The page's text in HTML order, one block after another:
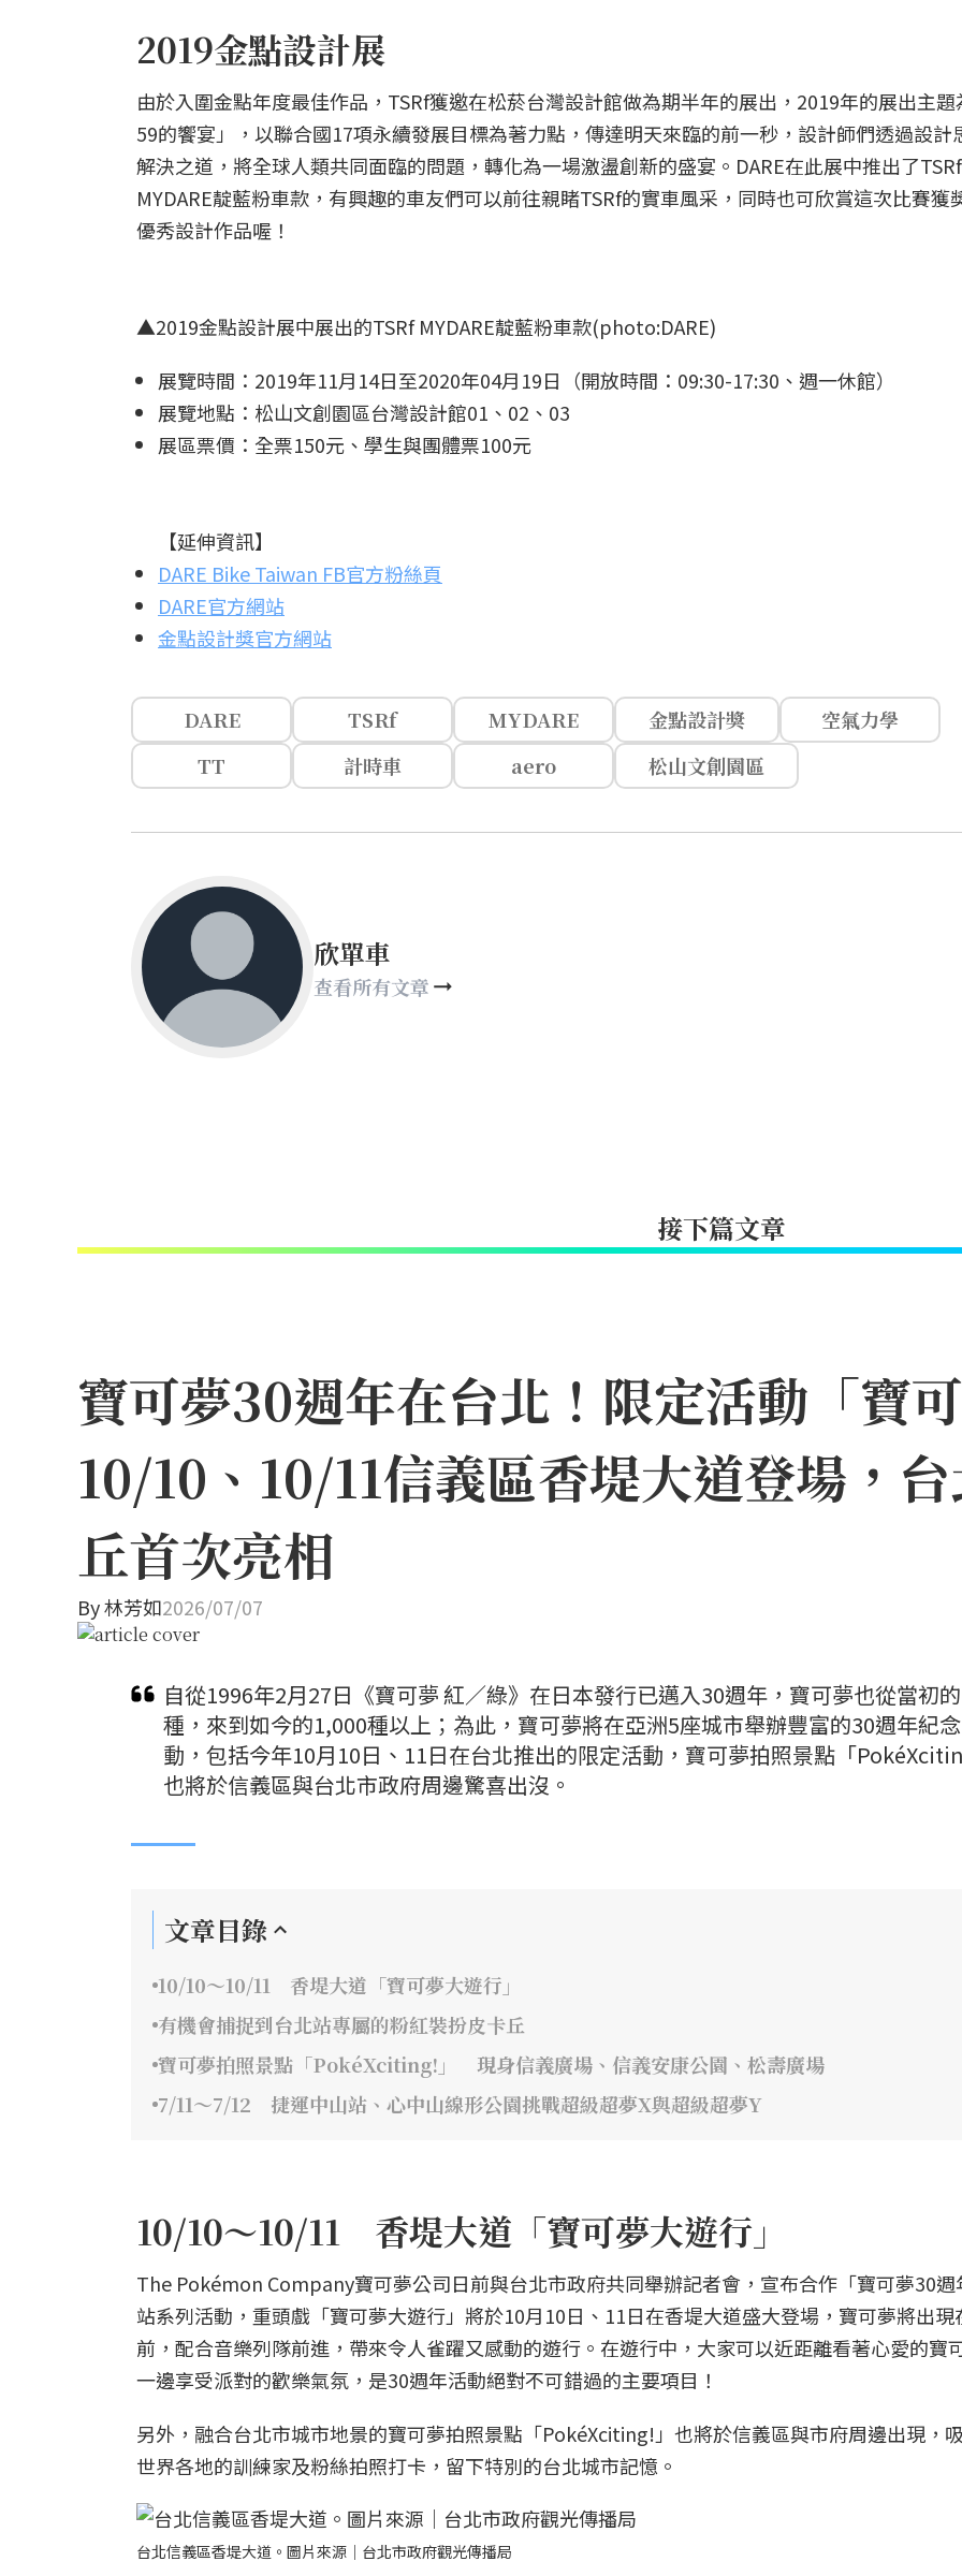
2019金點設計展
由於入圍金點年度最佳作品，TSRf獲邀在松菸台灣設計館做為期半年的展出，2019年的展出主
59的饗宴」，以聯合國17項永續發展目標為著力點，傳達明天來臨的前一秒，設計師們透過設計
解決之道，將全球人類共同面臨的問題，轉化為一場激盪創新的盛宴。DARE在此展中推出了TSRf
MYDARE靛藍粉車款，有興趣的車友們可以前往親睹TSRf的實車風采，同時也可欣賞這次比賽獲
優秀設計作品喔！
▲2019金點設計展中展出的TSRf MYDARE靛藍粉車款(photo:DARE)
展覽時間：2019年11月14日至2020年04月19日（開放時間：09:30-17:30、週一休館）
展覽地點：松山文創園區台灣設計館01、02、03
展區票價：全票150元、學生與團體票100元
【延伸資訊】
DARE Bike Taiwan FB官方粉絲頁
DARE官方網站
金點設計獎官方網站
DARE TSRf MYDARE 金點設計獎
空氣力學
TT
計時車 aero 松山文創園區
欣單車
查看所有文章
接下篇文章
寶可夢30週年在台北！限定活動「寶
10/10、10/11信義區香堤大道登場，
丘首次亮相
By林芳如2026/07/07
自從1996年2月27日《寶可夢 紅／綠》在日本發行已邁入30週年，寶可夢也從當初
種，來到如今的1,000種以上；為此，寶可夢將在亞洲5座城市舉辦豐富的30週年紀
動，包括今年10月10日、11日在台北推出的限定活動，寶可夢拍照景點「
也將於信義區與台北市政府周邊驚喜出沒。
文章目錄
10/10～10/11 香堤大道「寶可夢大遊行」
有機會捕捉到台北站專屬的粉紅裝扮皮卡丘
寶可夢拍照景點「PokéXciting!」 現身信義廣場、信義安康公園、松壽廣場
7/11～7/12 捷運中山站、心中山線形公園挑戰超級超夢X與超級超夢Y
10/10～10/11 香堤大道「寶可夢大遊行」
The Pokémon Company寶可夢公司日前與台北市政府共同舉辦記者會，宣布合作「寶可夢30週
站系列活動，重頭戲「寶可夢大遊行」將於10月10日、11日在香堤大道盛大登場，寶可夢將出現
前，配合音樂列隊前進，帶來令人雀躍又感動的遊行。在遊行中，大家可以近距離看著心愛的寶
一邊享受派對的歡樂氣氛，是30週年活動絕對不可錯過的主要項目！
另外，融合台北市城市地景的寶可夢拍照景點「PokéXciting!」也將於信義區與市府周邊出現，
世界各地的訓練家及粉絲拍照打卡，留下特別的台北城市記憶。
台北信義區香堤大道。圖片來源｜台北市政府觀光傳播局